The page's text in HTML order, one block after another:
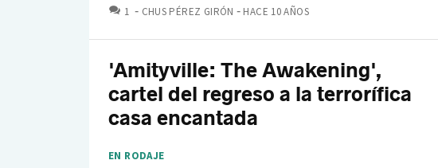
1 COMENTARIOS
CHUS PÉREZ GIRÓN HACE 10 AÑOS
'Amityville: The Awakening',
cartel del regreso a la terrorífica
casa encantada
EN RODAJE